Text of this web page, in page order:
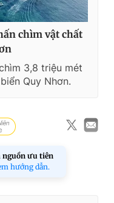
chìm vật chất
3,8 triệu mét
Quy Nhơn.
nguồn ưu tiên
hướng dẫn.